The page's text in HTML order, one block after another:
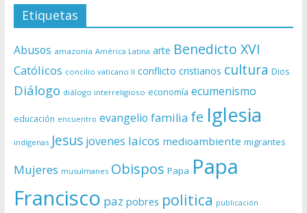
Etiquetas
Abusos amazonía América Latina arte Benedicto XVI
Católicos concilio vaticano II conflicto cristianos cultura Dios
Diálogo diálogo interreligioso economía ecumenismo
educación encuentro evangelio familia fe Iglesia
indígenas Jesus jovenes laicos medioambiente migrantes
Mujeres musulmanes Obispos Papa Papa
Francisco paz pobres politica publicación